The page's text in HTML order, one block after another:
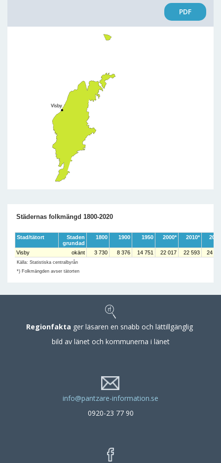
PDF
Städernas folkmängd 1800-2020
Stad/tätort
Staden
grundad
1800 1900 1950 2000* 2010*
Visby okänt 3 730 8 376 14 751 22 017 22 593 24
Källa: Statistiska centralbyrån
*) Folkmängden avser tätorten
Regionfakta ger läsaren en snabb och lättillgänglig
bild av länet och kommunerna i länet
info@pantzare-information.se
0920-23 77 90